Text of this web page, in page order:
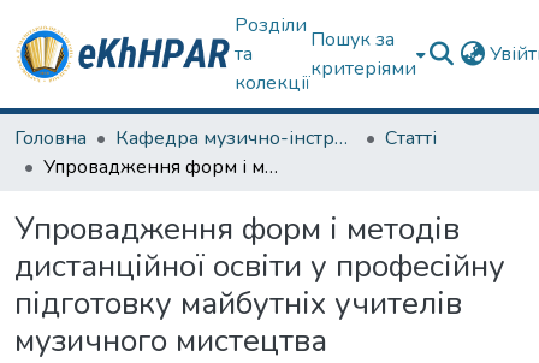
Розділи
та
колекції
Пошук за
критеріями
Головна Кафедра музично-інструментальної підготовки вчителя
Статті
Упровадження форм і методів дистанційної освіти у професійну підготовку майбутніх учителів музичного мистецтва
Упровадження форм і методів
дистанційної освіти у професійну
підготовку майбутніх учителів
музичного мистецтва